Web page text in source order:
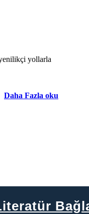
yollarla
Daha Fazla oku